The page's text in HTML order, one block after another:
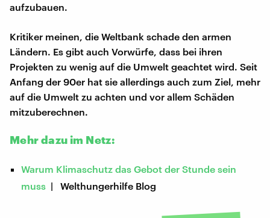
aufzubauen.
Kritiker meinen, die Weltbank schade den armen
Ländern. Es gibt auch Vorwürfe, dass bei ihren
Projekten zu wenig auf die Umwelt geachtet wird. Seit
Anfang der 90er hat sie allerdings auch zum Ziel, mehr
auf die Umwelt zu achten und vor allem Schäden
mitzuberechnen.
Mehr dazu im Netz:
Warum Klimaschutz das Gebot der Stunde sein
muss | Welthungerhilfe Blog